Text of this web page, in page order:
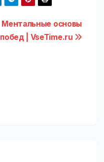
Ментальные основы
побед | VseTime.ru